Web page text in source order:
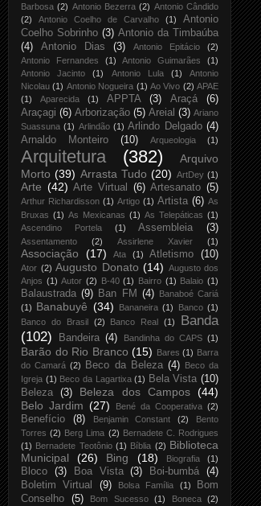
Barbosa (2) Antonio Bezerra (2) Antonio Cândido
(2)
Antonio Coelho de Carvalho (1)
Antonio
Coelho Sobrinho (3) Antonio da Timbaúba
(4)
Antonio Dias (3) Antonio Epitácio
(2)
Antonio Fernandes
(1) Antonio Guimarães
(1)
Antonio Jacinto
(1) Antonio Lula (1)
Antonio
Nicolau (1) Antonio Nogueira (1) Ao Vivo (2) APAE
(1)
Aparecida (1) APPTA (3) Araçá
(6)
Araçagi (6) Arborização (5) Areial (3) Ariano
Suassuna (1) Arlindão (1) Arlindo Delgado (4)
Arnaldo Monteiro
(10) Arqueologia (1)
Arquitetura (382)
Arquivo
Morto (39) Arrasta Tudo (20) ArtDey (1)
Arte (42) Arte Virtual (6) Artesanato (5)
Arthur Richardisson (1) Artigo (1) Artista (6) As
Bruxas (1) As Mexicanas (1) As Telepáticas (1)
Ascendino Portela
(1) Assembleia (3)
Assentamento (2) Assirlene Xavier (1)
Associação (17) Ata (1) Atletismo (10)
Ator (2) Augusto Donato (14) Augusto dos
Anjos (1) Autor (2) B-40 (1) Bairro (1) Balaio (1)
Balaustrada (9) Ban FM (4)
Banaboé Cariá
(1) Banabuyê (34) Bananeira (1) Banco (1)
Banco do Brasil
(2) Banco Real (1)
Banda
(102)
Bandeira (4) Bandinha do CAPS (1)
Barão do Rio Branco (15) Bares (1) Barra
do Camará (2) Beco da Beleza (4)
Beco da
Igreja (1) Beco da Lagartixa (1) Bela Vista (10)
Beleza
(3) Beleza dos Campos (44)
Belo Jardim (27) Bené da Cooperativa (2)
Benefício (8) Benjamin Constant (2)
Bento
Torres (2) Berg Lima (2) Bernadete C. Rodrigues
(1) Bernadete Teotônio (1) Bíblia (2) Biblioteca
Municipal
(26) Bing (18) Biografia (1)
Bloco (3) Boa Vista (3) Boi-bumbá
(4)
Boletim Virtual
(9) Bolsa Família (1)
Bom
Conselho
(5) Bom Sucesso (1) Boneca (2)